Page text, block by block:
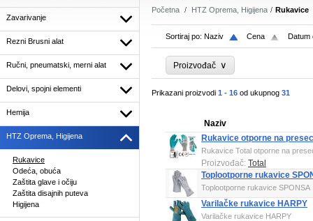
Zavarivanje
Rezni Brusni alat
Ručni, pneumatski, merni alat
Delovi, spojni elementi
Hemija
HTZ Oprema, Higijena
Rukavice
Odeća, obuća
Zaštita glave i očiju
Zaštita disajnih puteva
Higijena
Početna HTZ Oprema, Higijena Rukavice
Sortiraj po: Naziv Cena Datum
Proizvođač ∨
Prikazani proizvodi 1 - 16 od ukupnog 31
Naziv
Rukavice otporne na
Rukavice Total otporne na
Proizvođač: Total
Toplootporne rukavice
Toplootporne rukavice SPONSA
Varilačke rukavice HARPY
Varilačke rukavice HARPY